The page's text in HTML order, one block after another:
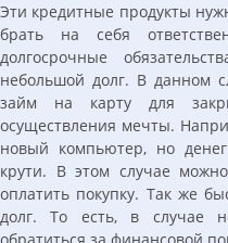
Эти кредитные продукты
брать на себя
долгосрочные
небольшой долг. В данном
займ на карту для
осуществления мечты.
новый компьютер, но
крути. В этом случае
оплатить покупку. Так же
долг. То есть, в случае